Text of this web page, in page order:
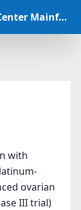
Comprehensive Cancer Center Mainfranken Studiendatenbank
with
ovarian
III trial)